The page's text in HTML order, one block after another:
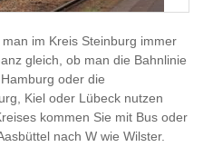
im Kreis Steinburg immer
gleich, ob man die Bahnlinie
oder die
Kiel oder Lübeck nutzen
kommen Sie mit Bus oder
nach W wie Wilster.